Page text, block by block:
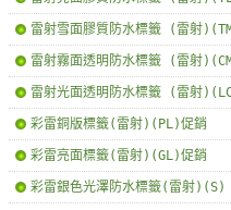
雷射雪面膠質防水標籤 (雷射
雷射霧面透明防水標籤 (雷射
雷射光面透明防水標籤 (雷射
彩雷銅版標籤(雷射)(PL)促銷
彩雷亮面標籤(雷射)(GL)促銷
彩雷銀色光澤防水標籤(雷射)(S)